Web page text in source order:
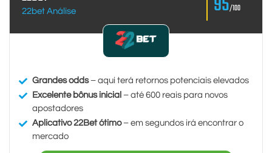
22bet Análise /100
Grandes odds– aqui terá retornos potenciais elevados
Excelente bônus inicial – até 600 reais para novos
apostadores
Aplicativo 22Bet ótimo– em segundos irá encontrar o
mercado